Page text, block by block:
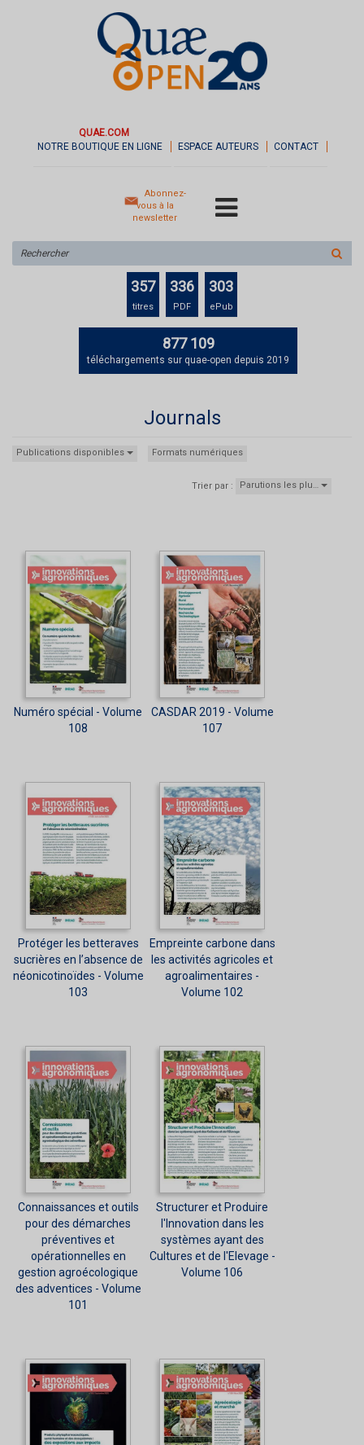
QUAE.COM
NOTRE BOUTIQUE EN LIGNE
ESPACE AUTEURS CONTACT
Abonnez-
vous à la
newsletter
sur
le
357
titres
336
PDF
303
ePub
877 109
téléchargements sur quae-open depuis 2019
Journals
Publications disponibles Formats numériques
Trier par : Parutions les plu…
Numéro spécial - Volume
108
CASDAR 2019 - Volume
107
Protéger les betteraves
sucrières en l’absence de
néonicotinoïdes - Volume
103
Empreinte carbone dans
les activités agricoles et
agroalimentaires -
Volume 102
Connaissances et outils
pour des démarches
préventives et
opérationnelles en
gestion agroécologique
des adventices - Volume
101
Structurer et Produire
l'Innovation dans les
systèmes ayant des
Cultures et de l'Elevage -
Volume 106